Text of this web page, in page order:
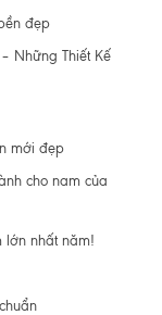
đẹp
Những Thiết Kế
mới đẹp
cho nam của
lớn nhất năm!